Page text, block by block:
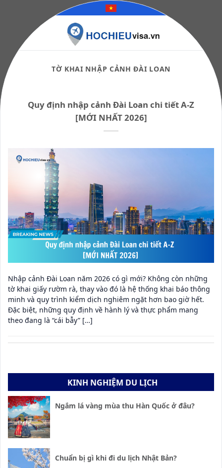
TỜ KHAI NHẬP CẢNH ĐÀI LOAN
Quy định nhập cảnh Đài Loan chi tiết A-Z
[MỚI NHẤT 2026]
Nhập cảnh Đài Loan năm 2026 có gì mới? Không còn những
tờ khai giấy rườm rà, thay vào đó là hệ thống khai báo thông
minh và quy trình kiểm dịch nghiêm ngặt hơn bao giờ hết.
Đặc biệt, những quy định về hành lý và thực phẩm mang
theo đang là “cái bẫy” […]
KINH NGHIỆM DU LỊCH
Ngắm lá vàng mùa thu Hàn Quốc ở đâu?
Chuẩn bị gì khi đi du lịch Nhật Bản?